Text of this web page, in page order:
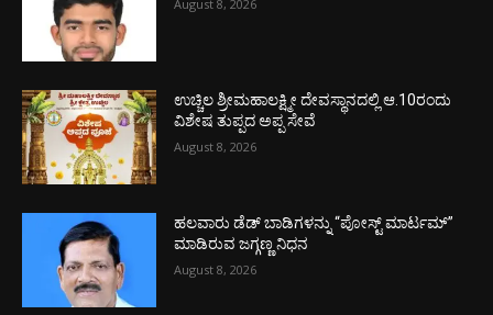
August 8, 2026
ಉಚ್ಚಿಲ ಶ್ರೀಮಹಾಲಕ್ಷ್ಮೀ ದೇವಸ್ಥಾನದಲ್ಲಿ ಆ.10ರಂದು
ವಿಶೇಷ ತುಪ್ಪದ ಅಪ್ಪ ಸೇವೆ
August 8, 2026
ಹಲವಾರು ಡೆಡ್ ಬಾಡಿಗಳನ್ನು “ಪೋಸ್ಟ್ ಮಾರ್ಟಮ್”
ಮಾಡಿರುವ ಜಗ್ಗಣ್ಣ ನಿಧನ
August 8, 2026